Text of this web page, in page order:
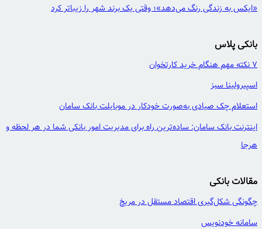
«ایکس به زندگی رنگ می‌دهد»؛ وقتی یک برند شهر را زیباتر کرد
بانکی پلاس
7 نکته مهم هنگام خرید کارتخوان
اسپیرولینا سبز
استعلام چک صیادی به‌صورت خودکار در موبایلت بانک سامان
اینترنت بانک سامان: ساده‌ترین راه برای مدیریت امور بانکی شما در هر لحظه و
هرجا
مقالات بانکی
چگونگی شکل‌گیری اقتصاد مستقل در مریخ
سامانه خودنویس